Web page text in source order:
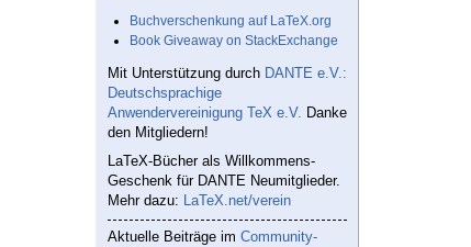
Buchverschenkung auf LaTeX.org
Book Giveaway on StackExchange
Mit Unterstützung durch DANTE e.V.:
Deutschsprachige
Anwendervereinigung TeX e.V. Danke
den Mitgliedern!
LaTeX-Bücher als Willkommens-
Geschenk für DANTE Neumitglieder.
Mehr dazu: LaTeX.net/verein
Aktuelle Beiträge im Community-